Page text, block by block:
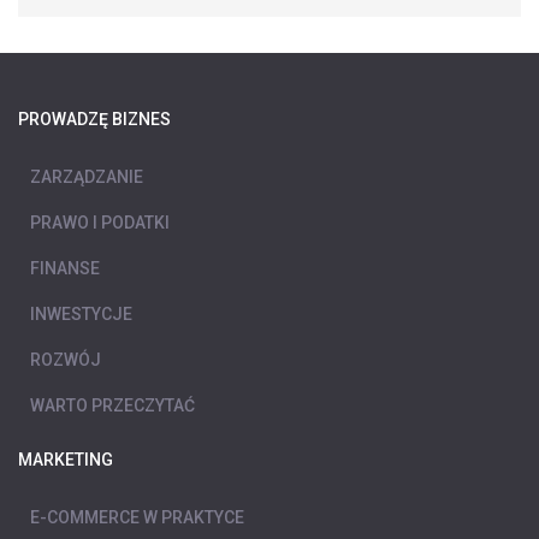
PROWADZĘ BIZNES
ZARZĄDZANIE
PRAWO I PODATKI
FINANSE
INWESTYCJE
ROZWÓJ
WARTO PRZECZYTAĆ
MARKETING
E-COMMERCE W PRAKTYCE